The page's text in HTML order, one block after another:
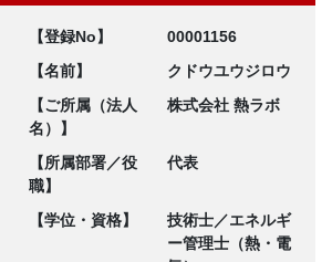
【登録No】
00001156
【名前】
クドウユウジロウ
【ご所属（法人
名）】
株式会社 熱ラボ
【所属部署／役
職】
代表
【学位・資格】
技術士／エネルギ
ー管理士（熱・電